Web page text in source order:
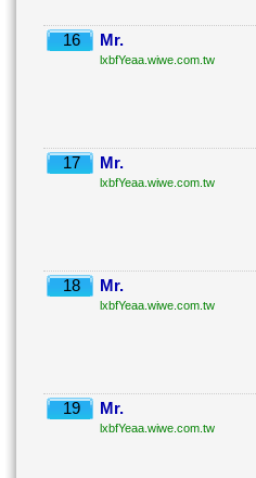
16 Mr.
lxbfYeaa.wiwe.com.tw
17 Mr.
lxbfYeaa.wiwe.com.tw
18 Mr.
lxbfYeaa.wiwe.com.tw
19 Mr.
lxbfYeaa.wiwe.com.tw